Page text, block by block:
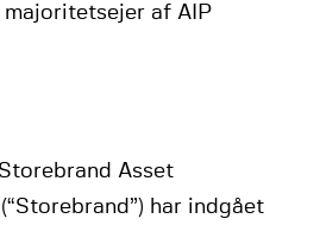
af AIP
Asset
har indgået